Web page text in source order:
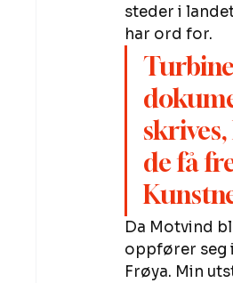
steder i
har ord for.
de få
Da Motvind
oppfører seg
Frøya. Min